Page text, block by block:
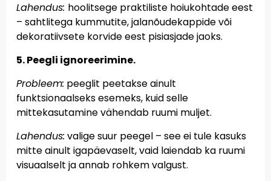
Lahendus: hoolitsege praktiliste hoiukohtade eest
– sahtlitega kummutite, jalanõudekappide või
dekoratiivsete korvide eest pisiasjade jaoks.
5. Peegli ignoreerimine.
Probleem: peeglit peetakse ainult
funktsionaalseks esemeks, kuid selle
mittekasutamine vähendab ruumi muljet.
Lahendus: valige suur peegel – see ei tule kasuks
mitte ainult igapäevaselt, vaid laiendab ka ruumi
visuaalselt ja annab rohkem valgust.